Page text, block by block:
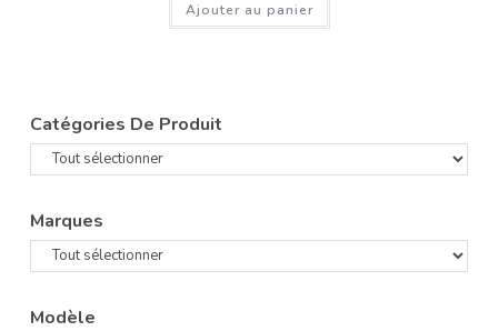
Ajouter au panier
Catégories De Produit
Marques
Modèle